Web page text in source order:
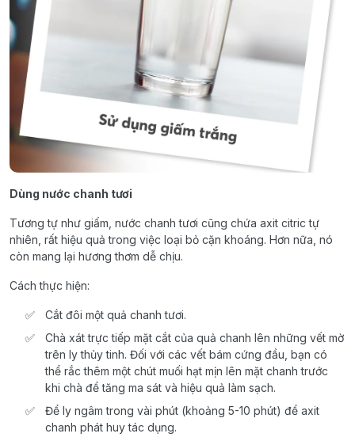
Dùng nước chanh tươi
Tương tự như giấm, nước chanh tươi cũng chứa axit citric tự
nhiên, rất hiệu quả trong việc loại bỏ cặn khoáng. Hơn nữa, nó
còn mang lại hương thơm dễ chịu.
Cách thực hiện:
Cắt đôi một quả chanh tươi.
Chà xát trực tiếp mặt cắt của quả chanh lên những vết mờ
trên ly thủy tinh. Đối với các vết bám cứng đầu, bạn có
thể rắc thêm một chút muối hạt mịn lên mặt chanh trước
khi chà để tăng ma sát và hiệu quả làm sạch.
Để ly ngâm trong vài phút (khoảng 5-10 phút) để axit
chanh phát huy tác dụng.